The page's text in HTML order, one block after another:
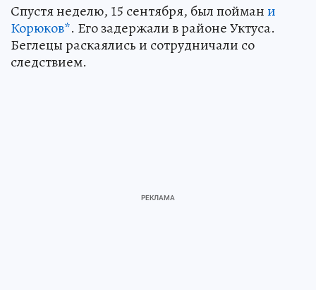
Спустя неделю, 15 сентября, был поймани
Корюков*. Его задержали в районе Уктуса.
Беглецы раскаялись и сотрудничали со
следствием.